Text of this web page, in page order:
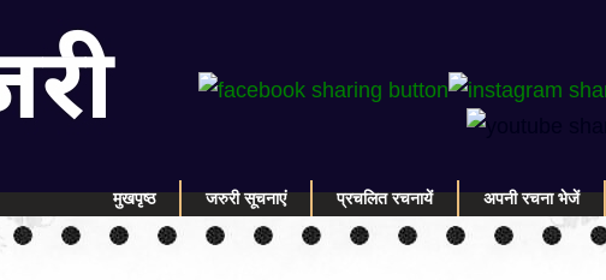
मुखपृष्ठ जरुरी सूचनाएं प्रचलित रचनायें अपनी रचना भेजें